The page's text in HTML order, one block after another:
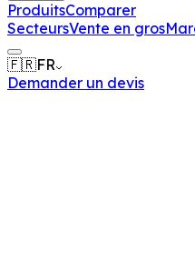
ProduitsComparer
SecteursVente en gros
🇫🇷FR
Demander un devis